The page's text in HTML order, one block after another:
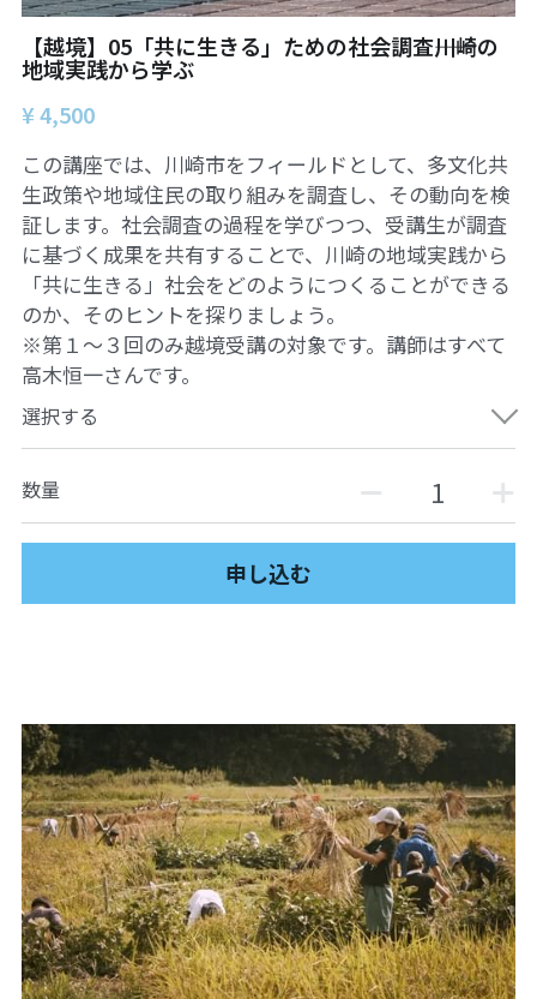
【越境】05「共に生きる」ための社会調査――川崎の
地域実践から学ぶ
¥ 4,500
この講座では、川崎市をフィールドとして、多文化共
生政策や地域住民の取り組みを調査し、その動向を検
証します。社会調査の過程を学びつつ、受講生が調査
に基づく成果を共有することで、川崎の地域実践から
「共に生きる」社会をどのようにつくることができる
のか、そのヒントを探りましょう。
※第１～３回のみ越境受講の対象です。講師はすべて
高木恒一さんです。
選択する
数量
申し込む